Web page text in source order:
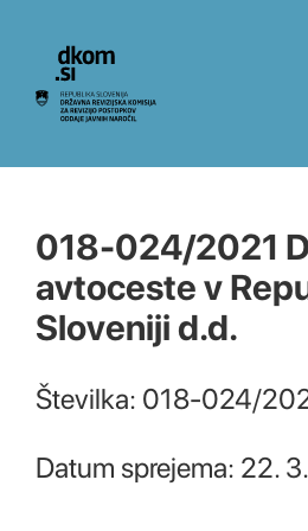
Na vsebino
018-024/2021
avtoceste v
Sloveniji d.d.
Številka: 018-024/
Datum sprejema: 22.